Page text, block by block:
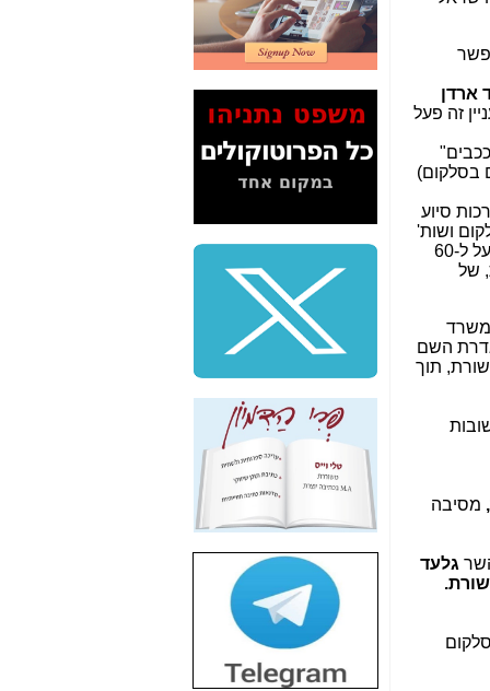
ארדן
זה פעל
בסלקום)
סיוע
ושות'
במשרד התקשורת", שאני חושף את מעשיה, החלטותיה ופעילותה, כל יום. עד כה רק על הקליקה כתבתי מעל ל-60
של
השם
תוך
מסיבה
גלעד
2" על תעלולי השר
משה כחלון -כאן
המשך חשיפת הבלוף
ששמו "מהפיכת
הסלולר" ואיך מסרסים
את הנתונים לציבור -
כאן
סיכום ביקור בסיליקון
משקיעות ומפתחות
באותם תחומים -כאן
שלמה פילבר (עד
לאחרונה מנכ"ל משרד
התקשורת) - עד
מדינה? הצחקתם
"יש אפליה בחקירה"?
חשיפה: למה השר
משה כחלון לא נחקר
עד היום? -
כאן
חשיפת חשד לשחיתות
הדומה לזו של "תיק
הסלולר -כאן
חשיפת מה שלא
רוצים שתדעו בעניין
פריסת אנלימיטד
(בניחוח בלתי נסבל) -
כאן